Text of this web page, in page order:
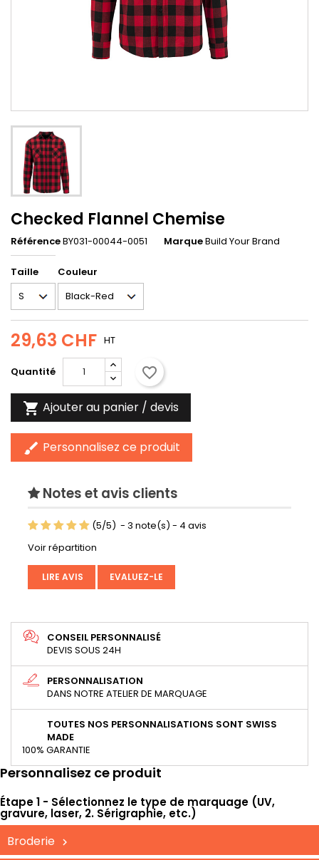
Checked Flannel Chemise
RéférenceBY031-00044-0051 MarqueBuild Your Brand
Taille Couleur
29,63 CHF HT
Quantité favorite_border
 Ajouter au panier / devis
brush Personnalisez ce produit
Notes et avis clients
(5/5) - 3 note(s) - 4 avis
Voir répartition
LIRE AVIS EVALUEZ-LE
CONSEIL PERSONNALISÉ
DEVIS SOUS 24H
PERSONNALISATION
DANS NOTRE ATELIER DE MARQUAGE
TOUTES NOS PERSONNALISATIONS SONT SWISS
MADE
100% GARANTIE
Personnalisez ce produit
Étape 1 - Sélectionnez le type de marquage (UV,
gravure, laser, 2. Sérigraphie, etc.)
Broderie